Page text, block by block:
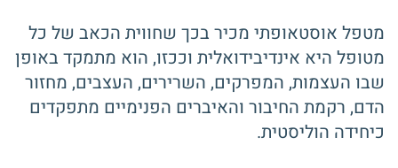
מטפל אוסטאופתי מכיר בכך שחווית הכאב של כל
מטופל היא אינדיבידואלית וככזו, הוא מתמקד באופן
שבו העצמות, המפרקים, השרירים, העצבים, מחזור
הדם, רקמת החיבור והאיברים הפנימיים מתפקדים
כיחידה הוליסטית.